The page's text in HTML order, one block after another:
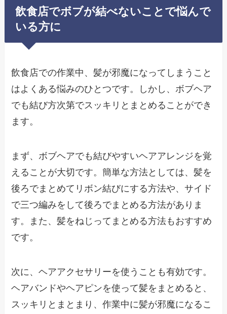
飲食店でボブが結べないことで悩んで
いる方に
飲食店での作業中、髪が邪魔になってしまうこと
はよくある悩みのひとつです。しかし、ボブヘア
でも結び方次第でスッキリとまとめることができ
ます。
まず、ボブヘアでも結びやすいヘアアレンジを覚
えることが大切です。簡単な方法としては、髪を
後ろでまとめてリボン結びにする方法や、サイド
で三つ編みをして後ろでまとめる方法がありま
す。また、髪をねじってまとめる方法もおすすめ
です。
次に、ヘアアクセサリーを使うことも有効です。
ヘアバンドやヘアピンを使って髪をまとめると、
スッキリとまとまり、作業中に髪が邪魔になるこ